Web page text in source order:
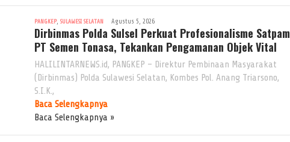
PANGKEP, SULAWESI SELATAN Agustus 5, 2026
Dirbinmas Polda Sulsel Perkuat Profesionalisme Satpam
PT Semen Tonasa, Tekankan Pengamanan Objek Vital
HALILINTARNEWS.id, PANGKEP – Direktur Pembinaan Masyarakat
(Dirbinmas) Polda Sulawesi Selatan, Kombes Pol. Anang Triarsono,
S.I.K.,
Baca Selengkapnya
Baca Selengkapnya »